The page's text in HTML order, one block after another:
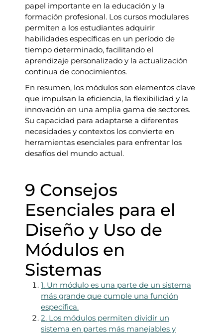
papel importante en la educación y la
formación profesional. Los cursos modulares
permiten a los estudiantes adquirir
habilidades específicas en un período de
tiempo determinado, facilitando el
aprendizaje personalizado y la actualización
continua de conocimientos.
En resumen, los módulos son elementos clave
que impulsan la eficiencia, la flexibilidad y la
innovación en una amplia gama de sectores.
Su capacidad para adaptarse a diferentes
necesidades y contextos los convierte en
herramientas esenciales para enfrentar los
desafíos del mundo actual.
9 Consejos
Esenciales para el
Diseño y Uso de
Módulos en
Sistemas
1. Un módulo es una parte de un sistema
más grande que cumple una función
específica.
2. Los módulos permiten dividir un
sistema en partes más manejables y